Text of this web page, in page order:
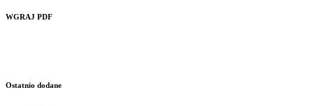
WGRAJ PDF
Ostatnio dodane